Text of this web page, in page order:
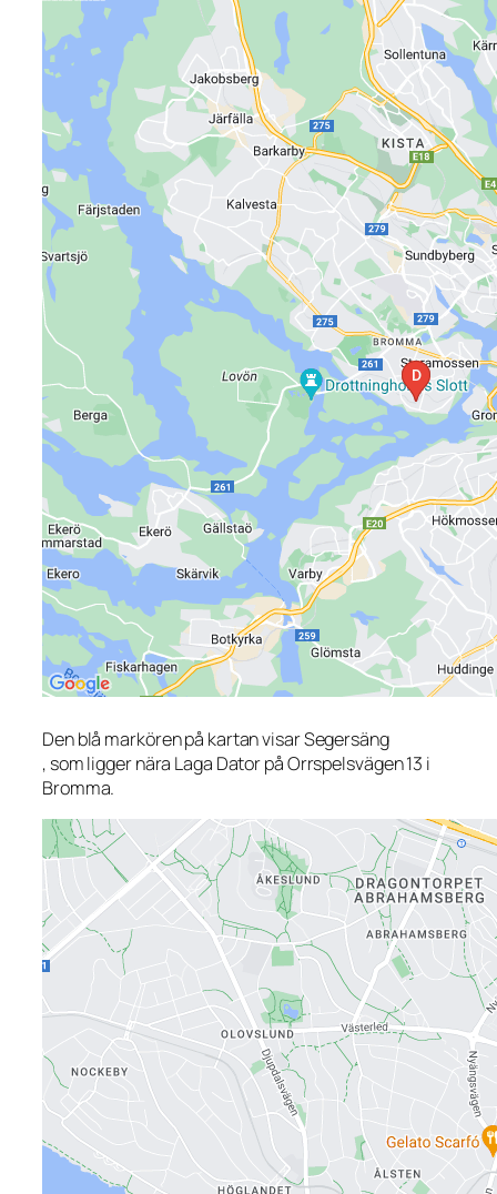
Den blå markören på kartan visar Segersäng
, som ligger nära Laga Dator på Orrspelsvägen 13 i
Bromma.